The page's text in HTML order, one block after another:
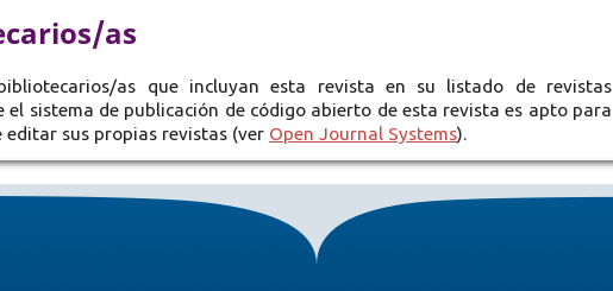
as
as que incluyan esta revista en su listado de revistas
el sistema de publicación de código abierto de esta revista es apto para
editar sus propias revistas (ver Open Journal Systems).